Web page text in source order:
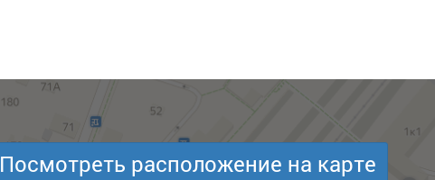
Посмотреть расположение на карте